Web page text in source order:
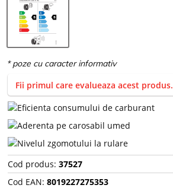
Fii primul care evalueaza acest produs.
Cod produs: 37527
Cod EAN: 8019227275353